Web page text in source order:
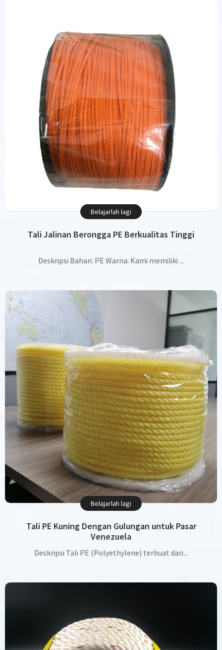
Tali Jalinan Berongga PE Berkualitas Tinggi
Deskripsi Bahan: PE Warna: Kami memiliki ...
Belajarlah lagi
Tali PE Kuning Dengan Gulungan untuk Pasar
Venezuela
Deskripsi Tali PE (Polyethylene) terbuat dari...
Belajarlah lagi